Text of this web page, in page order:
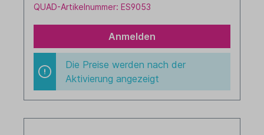
QUAD-Artikelnummer: ES9053
Anmelden
Die Preise werden nach der
Aktivierung angezeigt